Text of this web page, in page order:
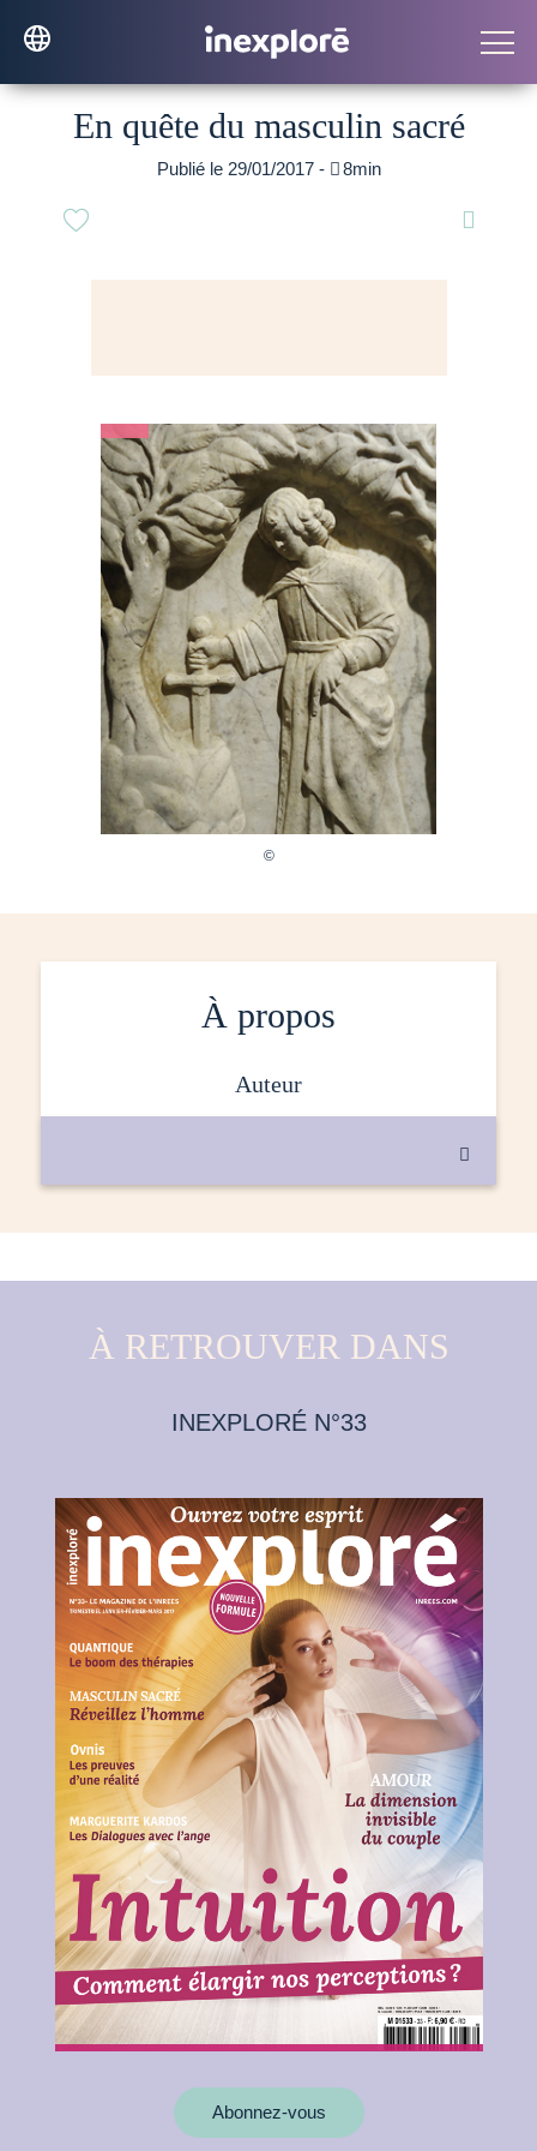
En quête du masculin sacré
Publié le 29/01/2017 - 8min

À propos
auteur

À RETROUVER DANS
INEXPLORÉ N°33
Abonnez-vous